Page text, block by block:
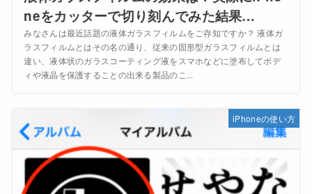
neをカッターで切り刻んでみた結果…
みなさんは最近話題の液体ガラスフィルムをご存知ですか？ 液体ガ
ラスフィルムとはその名の通り、従来の固形型ガラスフィルムとは
違い、液体状のガラスコーティング液をスマホなどに塗布してボデ
ィや液晶を保護することの出来る製品のこ...
iPhoneの使い方